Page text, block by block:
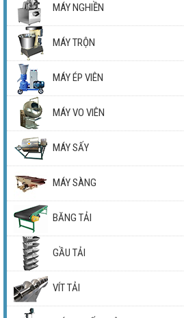
MÁY NGHIỀN
MÁY TRỘN
MÁY ÉP VIÊN
MÁY VO VIÊN
MÁY SẤY
MÁY SÀNG
BĂNG TẢI
GẦU TẢI
VÍT TẢI